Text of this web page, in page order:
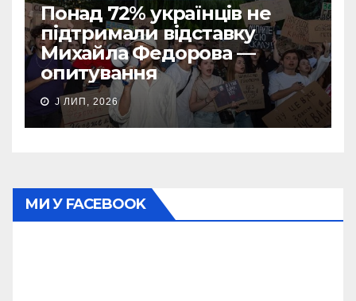
Понад 72% українців не
підтримали відставку
Михайла Федорова —
опитування
J ЛИП, 2026
МИ У FACEBOOK